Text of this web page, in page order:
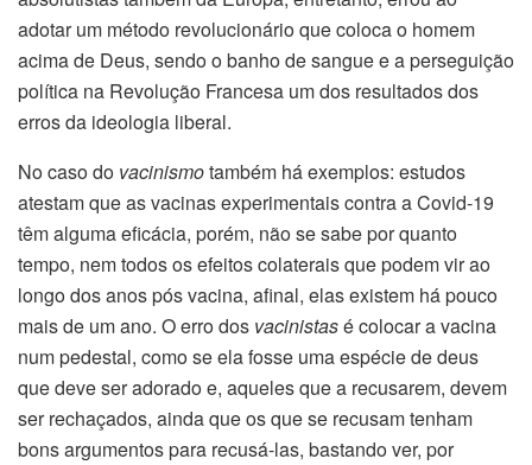
adotar um método revolucionário que coloca o homem
acima de Deus, sendo o banho de sangue e a perseguição
política na Revolução Francesa um dos resultados dos
erros da ideologia liberal.
No caso do vacinismotambém há exemplos: estudos
atestam que as vacinas experimentais contra a Covid-19
têm alguma eficácia, porém, não se sabe por quanto
tempo, nem todos os efeitos colaterais que podem vir ao
longo dos anos pós vacina, afinal, elas existem há pouco
mais de um ano. O erro dos vacinistasé colocar a vacina
num pedestal, como se ela fosse uma espécie de deus
que deve ser adorado e, aqueles que a recusarem, devem
ser rechaçados, ainda que os que se recusam tenham
bons argumentos para recusá-las, bastando ver, por